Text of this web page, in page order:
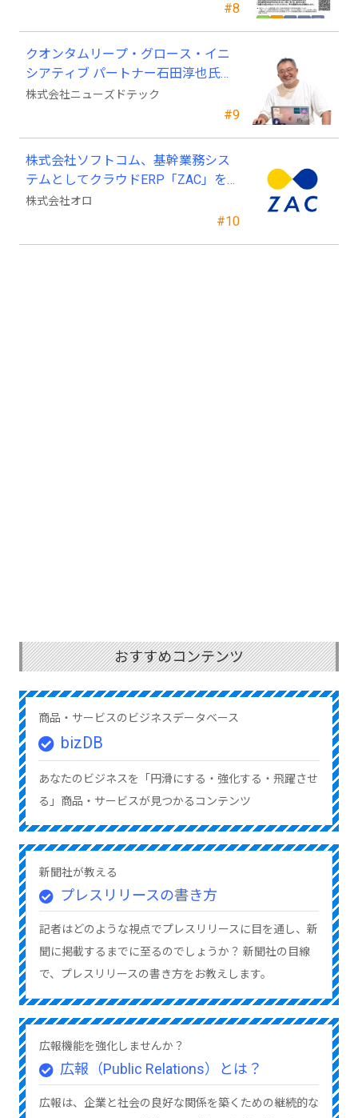
#8
#9
クオンタムリープ・グロース・イニ
シアティブ パートナー石田淳也氏が
ニューズドテックの戦略顧問に就任
株式会社ニューズドテック
#10
株式会社ソフトコム、基幹業務シス
テムとしてクラウドERP「ZAC」を採
用
株式会社オロ
おすすめコンテンツ
商品・サービスのビジネスデータベース
bizDB
あなたのビジネスを「円滑にする・強化する・飛躍させ
る」商品・サービスが見つかるコンテンツ
新聞社が教える
プレスリリースの書き方
記者はどのような視点でプレスリリースに目を通し、新
聞に掲載するまでに至るのでしょうか？ 新聞社の目線
で、プレスリリースの書き方をお教えします。
広報機能を強化しませんか？
広報（Public Relations）とは？
広報は、企業と社会の良好な関係を築くための継続的な